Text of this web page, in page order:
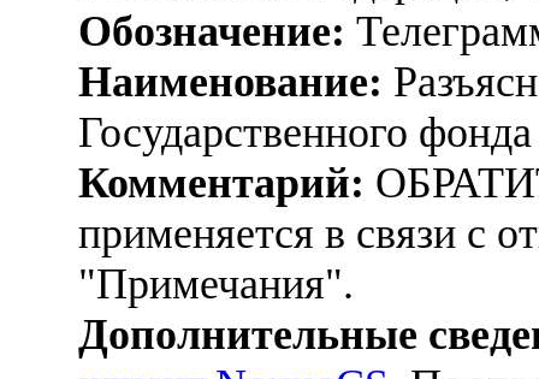
Обозначение:
Наименование:
Государственного
Комментарий:
применяется в связи с
"Примечания".
Дополнительные